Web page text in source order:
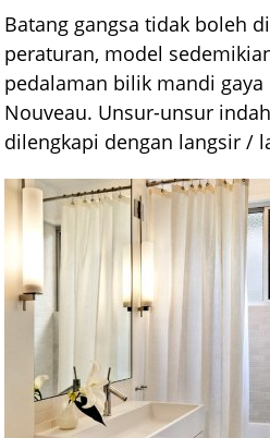
Batang gangsa tidak boleh
peraturan, model
pedalaman bilik mandi
Nouveau. Unsur-unsur
dilengkapi dengan langsir /